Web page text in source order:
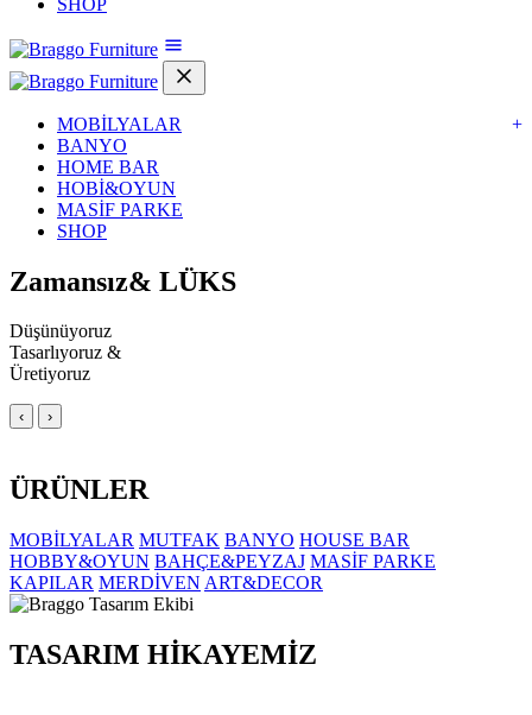
MOBİLYALAR
+
BANYO
HOME BAR
HOBİ&OYUN
MASİF PARKE
SHOP
Zamansız& LÜKS
Düşünüyoruz
Tasarlıyoruz &
Üretiyoruz
‹ ›
ÜRÜNLER
MOBİLYALAR MUTFAK BANYO HOUSE BAR
HOBBY&OYUN BAHÇE&PEYZAJ MASİF PARKE
KAPILAR MERDİVEN ART&DECOR
TASARIM HİKAYEMİZ